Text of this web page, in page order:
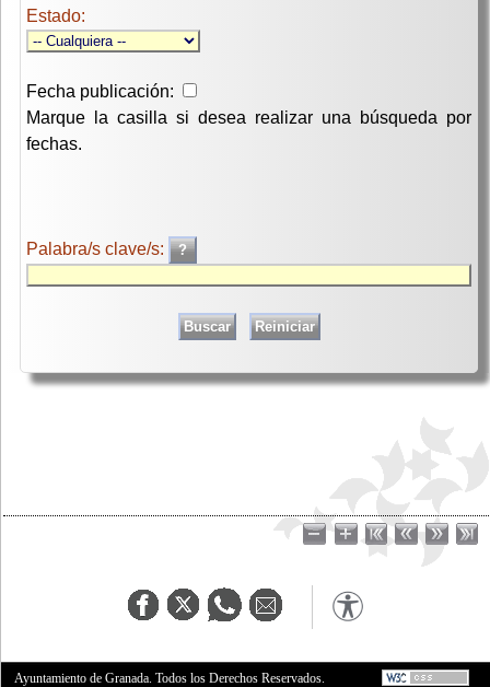
Estado:
Fecha publicación:
Marque la casilla si desea realizar una búsqueda por
fechas.
Palabra/s clave/s:
Ayuntamiento de Granada. Todos los Derechos Reservados.